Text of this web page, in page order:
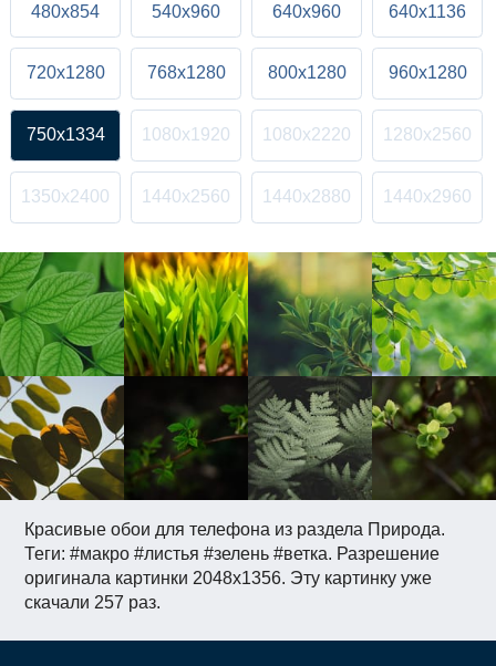
Красивые обои для телефона из раздела Природа.
Теги: #макро #листья #зелень #ветка. Разрешение
оригинала картинки 2048x1356. Эту картинку уже
скачали 257 раз.
480x854 540x960 640x960 640x1136
720x1280 768x1280 800x1280 960x1280
750x1334 1080x1920 1080x2220 1280x2560
1350x2400 1440x2560 1440x2880 1440x2960